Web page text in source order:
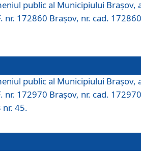
public al Municipiului Braşov,
nr. 172860 Brașov, nr. cad.
public al Municipiului Braşov,
nr. 172970 Brașov, nr. cad.
nr. 45.